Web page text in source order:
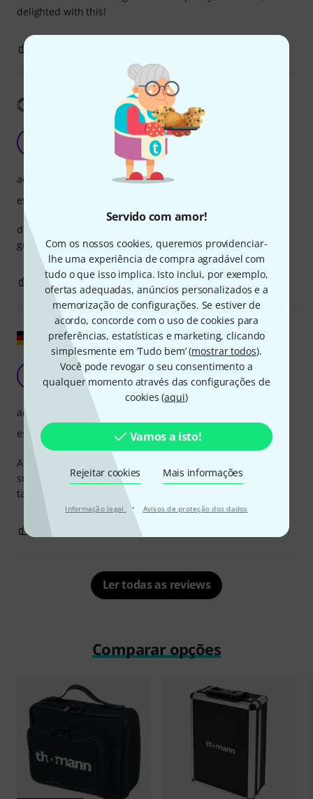
Servido com amor!
Com os nossos cookies, queremos providenciar-
lhe uma experiência de compra agradável com
tudo o que isso implica. Isto inclui, por exemplo,
ofertas adequadas, anúncios personalizados e a
memorização de configurações. Se estiver de
acordo, concorde com o uso de cookies para
preferências, estatísticas e marketing, clicando
simplesmente em ‘Tudo bem’ (mostrar todos).
Você pode revogar o seu consentimento a
qualquer momento através das configurações de
cookies (aqui)
Vamos a isto!
Rejeitar cookies Mais informações
Informação legal · Avisos de proteção dos dados
delighted with this!
Mostrar tradução
Veto 03.06.2025
durable fabric and enough padding not too heavy worry.
good case!
acabamento
estabilidade
0 REPORTAR A CRÍTICA
Mostrar original
Bolsa de transporte que faz o que deve!
Patrick (aka) Brave 21.09.2023
A princípio pensei que fosse mais uma bolsa "gostaria de
substituir", mas esta bolsa faz o que deve e tem um
tamanho perfeito! Bravo Thomann!!!
acabamento
estabilidade
REPORTAR A CRÍTICA
Ler todas as reviews
Comparar opções